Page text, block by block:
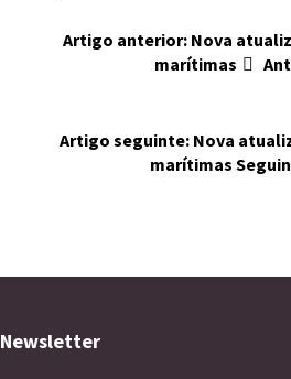
Artigo anterior: Nova
marítimas
Artigo seguinte: Nova
marítimas
Newsletter